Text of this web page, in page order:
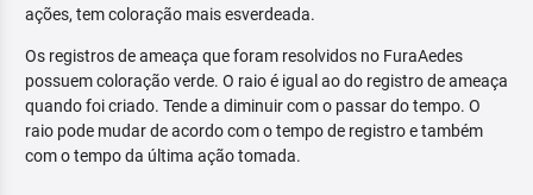
ações, tem coloração mais esverdeada.
Os registros de ameaça que foram resolvidos no FuraAedes
possuem coloração verde. O raio é igual ao do registro de ameaça
quando foi criado. Tende a diminuir com o passar do tempo. O
raio pode mudar de acordo com o tempo de registro e também
com o tempo da última ação tomada.